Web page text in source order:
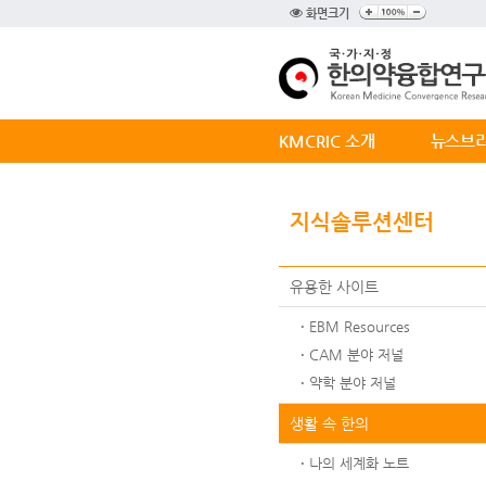
화면크기
KMCRIC 소개 뉴스브
지식솔루션센터
유용한 사이트
EBM Resources
CAM 분야 저널
약학 분야 저널
생활 속 한의
나의 세계화 노트